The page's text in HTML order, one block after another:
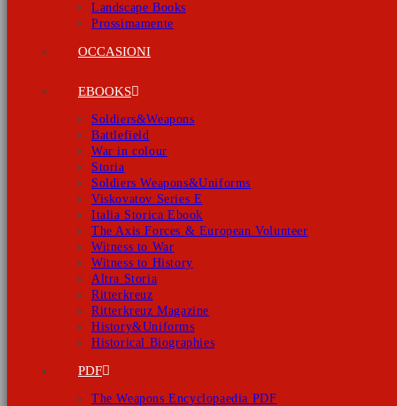
Landscape Books
Prossimamente
OCCASIONI
EBOOKS
Soldiers&Weapons
Battlefield
War in colour
Storia
Soldiers Weapons&Uniforms
Viskovatov Series E
Italia Storica Ebook
The Axis Forces & European Volunteer
Witness to War
Witness to History
Altra Storia
Ritterkreuz
Ritterkreuz Magazine
History&Uniforms
Historical Biographies
PDF
The Weapons Encyclopaedia PDF